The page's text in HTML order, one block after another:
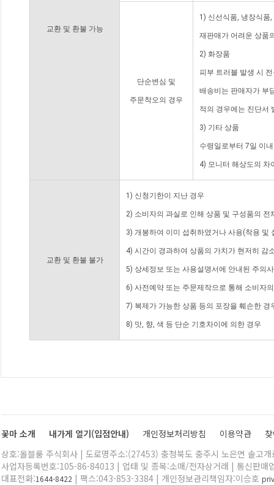
교환 및 환불 가능
단순변심 및
주문착오의 경우
1) 신선식품, 냉장식품
재판매가 어려운 상품
2) 화장품
피부 트러블 발생 시
배송비는 판매자가 부
적의 경우에는 진단서
3) 기타 상품
수령일로부터 7일 이
4) 모니터 해상도의 차
교환 및 환불 불가
1) 신청기한이 지난 경우
2) 소비자의 과실로 인해 상품 및 구성품의
3) 개봉하여 이미 섭취하였거나 사용(착용 및
4) 시간이 경과하여 상품의 가치가 현저히 감
5) 상세정보 또는 사용설명서에 안내된 주의
6) 사전예약 또는 주문제작으로 통해 소비자
7) 복제가 가능한 상품 등의 포장을 훼손한 경
8) 맛, 향, 색 등 단순 기호차이에 의한 경우
꽃마 소개 내가게 열기(입점안내) 개인정보처리방침 이용약관
상호:올블룸 주식회사 | 도로명주소:(27453) 충청북도 충주시 노은면 솔고
사업자등록번호:105-86-84013 | 업태 및 종목:소매/전자상거래 | 통신판매
대표전화:1644-8422 | 팩스:043-853-3384 | 개인정보관리책임자:이승호